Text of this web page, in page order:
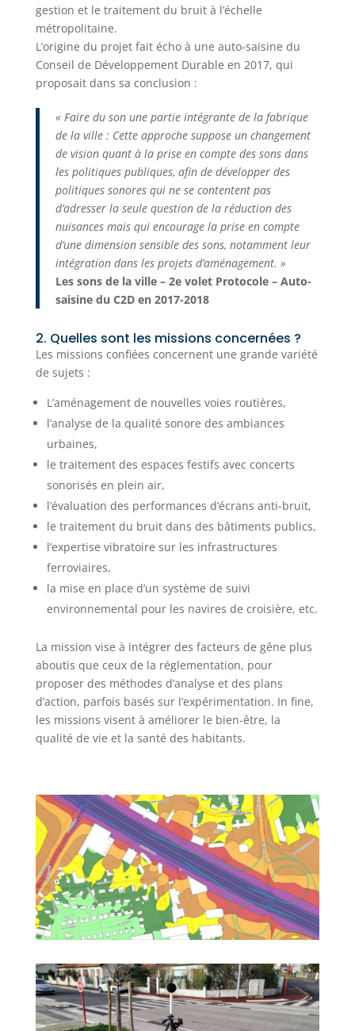
gestion et le traitement du bruit à l’échelle
métropolitaine.
L’origine du projet fait écho à une auto-saisine du
Conseil de Développement Durable en 2017, qui
proposait dans sa conclusion :
« Faire du son une partie intégrante de la fabrique
de la ville : Cette approche suppose un changement
de vision quant à la prise en compte des sons dans
les politiques publiques, afin de développer des
politiques sonores qui ne se contentent pas
d’adresser la seule question de la réduction des
nuisances mais qui encourage la prise en compte
d’une dimension sensible des sons, notamment leur
intégration dans les projets d’aménagement. »
Les sons de la ville – 2e volet Protocole – Auto-
saisine du C2D en 2017-2018
2. Quelles sont les missions concernées ?
Les missions confiées concernent une grande variété
de sujets :
L’aménagement de nouvelles voies routières,
l’analyse de la qualité sonore des ambiances
urbaines,
le traitement des espaces festifs avec concerts
sonorisés en plein air,
l’évaluation des performances d’écrans anti-bruit,
le traitement du bruit dans des bâtiments publics,
l’expertise vibratoire sur les infrastructures
ferroviaires,
la mise en place d’un système de suivi
environnemental pour les navires de croisière, etc.
La mission vise à intégrer des facteurs de gêne plus
aboutis que ceux de la réglementation, pour
proposer des méthodes d’analyse et des plans
d’action, parfois basés sur l’expérimentation. In fine,
les missions visent à améliorer le bien-être, la
qualité de vie et la santé des habitants.